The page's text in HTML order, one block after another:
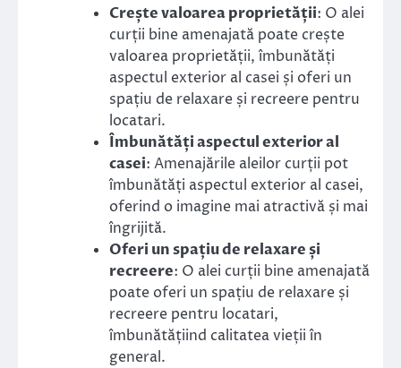
Crește valoarea proprietății: O alei
curții bine amenajată poate crește
valoarea proprietății, îmbunătăți
aspectul exterior al casei și oferi un
spațiu de relaxare și recreere pentru
locatari.
Îmbunătăți aspectul exterior al
casei: Amenajările aleilor curții pot
îmbunătăți aspectul exterior al casei,
oferind o imagine mai atractivă și mai
îngrijită.
Oferi un spațiu de relaxare și
recreere: O alei curții bine amenajată
poate oferi un spațiu de relaxare și
recreere pentru locatari,
îmbunătățiind calitatea vieții în
general.